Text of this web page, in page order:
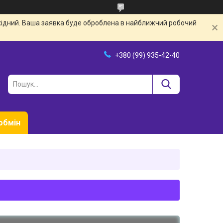
Ваша заявка буде оброблена в найближчий робочий
+380 (99) 935-42-40